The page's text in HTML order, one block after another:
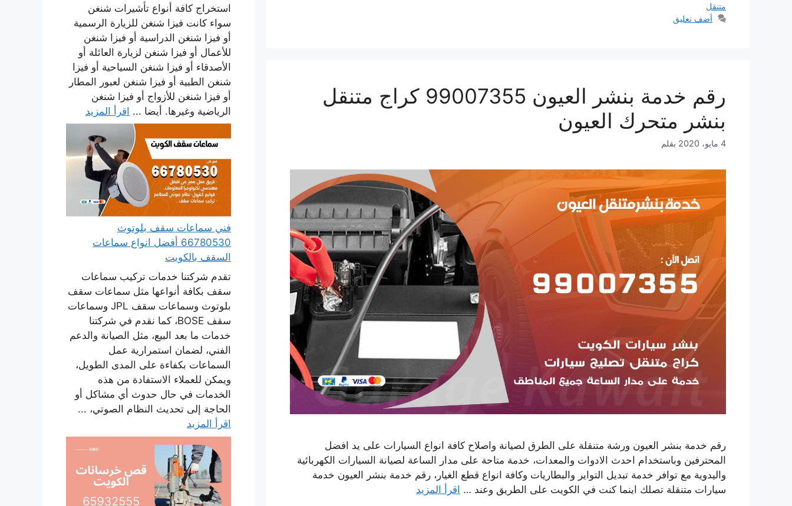
متنقل
أضف تعليق
رقم خدمة بنشر العيون 99007355 كراج متنقل
بنشر متحرك العيون
4 مايو، 2020 بقلم
رقم خدمة بنشر العيون ورشة متنقلة على الطرق لصيانة واصلاح كافة انواع السيارات على يد افضل
المحترفين وباستخدام احدث الادوات والمعدات، خدمة متاحة على مدار الساعة لصيانة السيارات الكهربائية
واليدوية مع توافر خدمة تبديل التواير والبطاريات وكافة انواع قطع الغيار، رقم خدمة بنشر العيون خدمة
سيارات متنقلة تصلك اينما كنت في الكويت على الطريق وعند … اقرأ المزيد
استخراج كافة أنواع تأشيرات شنغن
سواء كانت فيزا شنغن للزيارة الرسمية
أو فيزا شنغن الدراسية أو فيزا شنغن
للأعمال أو فيزا شنغن لزيارة العائلة أو
الأصدقاء أو فيزا شنغن السياحية أو فيزا
شنغن الطبية أو فيزا شنغن لعبور المطار
أو فيزا شنغن للأزواج أو فيزا شنغن
الرياضية وغيرها. أيضا ... اقرأ المزيد
فني سماعات سقف بلوتوث
66780530 أفضل انواع سماعات
السقف بالكويت
تقدم شركتنا خدمات تركيب سماعات
سقف بكافة أنواعها مثل سماعات سقف
بلوتوث وسماعات سقف JPL وسماعات
سقف BOSE، كما نقدم في شركتنا
خدمات ما بعد البيع، مثل الصيانة والدعم
الفني، لضمان استمرارية عمل
السماعات بكفاءة على المدى الطويل،
ويمكن للعملاء الاستفادة من هذه
الخدمات في حال حدوث أي مشاكل أو
الحاجة إلى تحديث النظام الصوتي، ...
اقرأ المزيد